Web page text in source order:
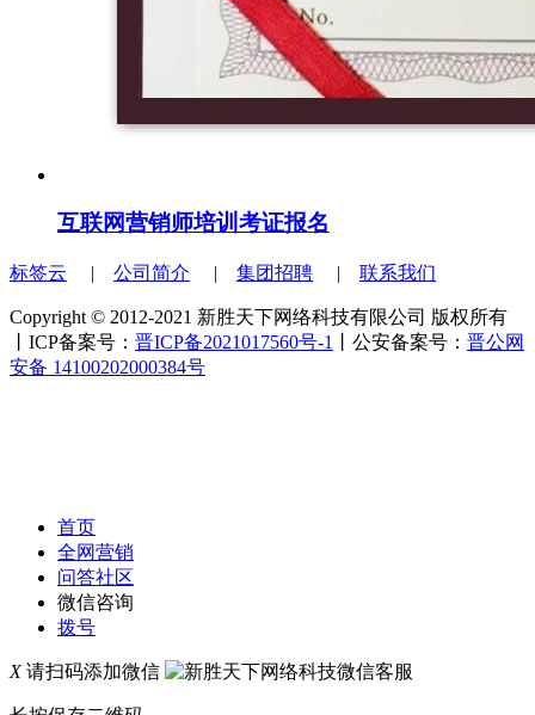
互联网营销师培训考证报名
标签云 | 公司简介 | 集团招聘 | 联系我们
Copyright © 2012-2021 新胜天下网络科技有限公司 版权所有
丨ICP备案号： 晋ICP备2021017560号-1 丨公安备案号： 晋公网
安备 14100202000384号
首页
全网营销
问答社区
微信咨询
拨号
X请扫码添加微信